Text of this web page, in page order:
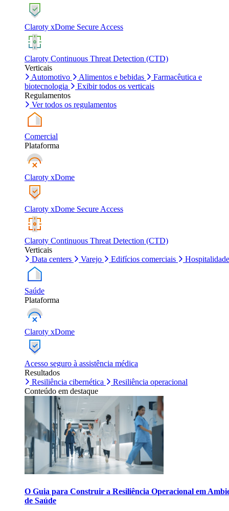
Claroty xDome Secure Access
Claroty Continuous Threat Detection (CTD)
Verticais
Automotivo
Alimentos e bebidas
Farmacêutica e
biotecnologia
Exibir todos os verticais
Regulamentos
Ver todos os regulamentos
Comercial
Plataforma
Claroty xDome
Claroty xDome Secure Access
Claroty Continuous Threat Detection (CTD)
Verticais
Data centers
Varejo Edifícios comerciais Hospitalidade
Saúde
Plataforma
Claroty xDome
Acesso seguro à assistência médica
Resultados
Resiliência cibernética
Resiliência operacional
Conteúdo em destaque
O Guia para Construir a Resiliência Operacional em
de Saúde